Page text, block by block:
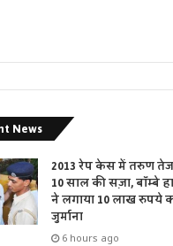
News
2013 रेप केस में तरुण
10 साल की सज़ा, बॉम्बे
ने लगाया 10 लाख रुपये
जुर्माना
6 hours ago